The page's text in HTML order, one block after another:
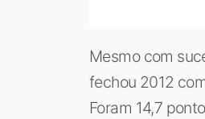
Mesmo com
fechou 2012
Foram 14,7